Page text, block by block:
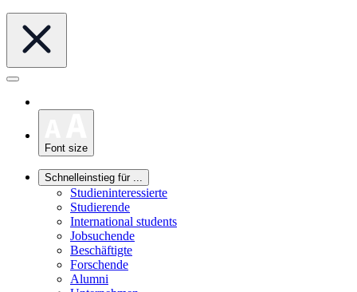
Font size
Schnelleinstieg für ...
Studieninteressierte
Studierende
International students
Jobsuchende
Beschäftigte
Forschende
Alumni